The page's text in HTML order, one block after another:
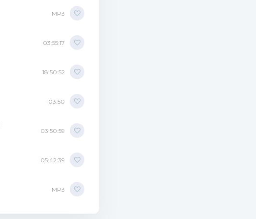
MP3
03:55:17
18:50:52
03:50
03:50:59
05:42:39
MP3